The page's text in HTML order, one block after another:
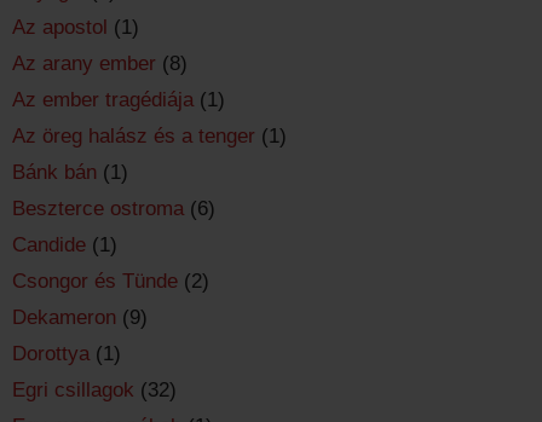
Az apostol (1)
Az arany ember (8)
Az ember tragédiája (1)
Az öreg halász és a tenger (1)
Bánk bán (1)
Beszterce ostroma (6)
Candide (1)
Csongor és Tünde (2)
Dekameron (9)
Dorottya (1)
Egri csillagok (32)